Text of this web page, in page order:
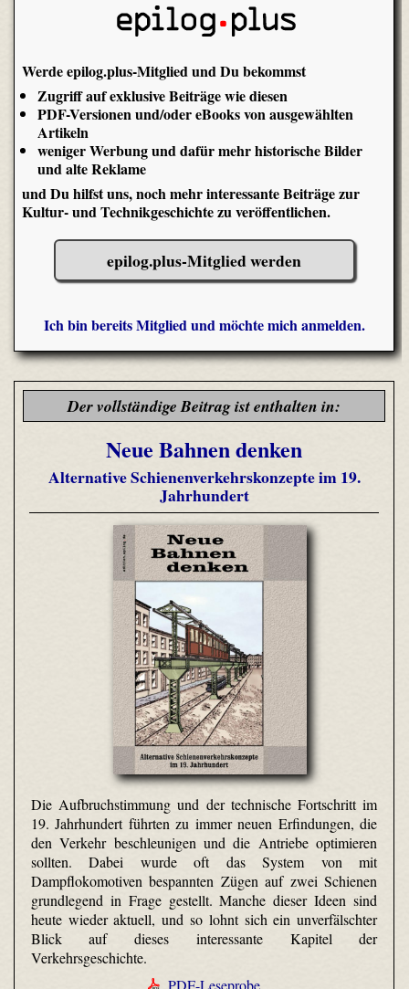
Werde epilog.plus-Mitglied und Du bekommst
Zugriff auf exklusive Beiträge wie diesen
PDF-Versionen und/oder eBooks von ausgewählten
Artikeln
weniger Werbung und dafür mehr historische Bilder
und alte Reklame
und Du hilfst uns, noch mehr interessante Beiträge zur
Kultur- und Technikgeschichte zu veröffentlichen.
epilog.plus-Mitglied werden
Ich bin bereits Mitglied und möchte mich anmelden.
Der vollständige Beitrag ist enthalten in:
Neue Bahnen denken
Alternative Schienenverkehrskonzepte im 19.
Jahrhundert
Die Aufbruchstimmung und der technische Fortschritt im
19. Jahrhundert führten zu immer neuen Erfindungen, die
den Verkehr beschleunigen und die Antriebe optimieren
sollten. Dabei wurde oft das System von mit
Dampflokomotiven bespannten Zügen auf zwei Schienen
grundlegend in Frage gestellt. Manche dieser Ideen sind
heute wieder aktuell, und so lohnt sich ein unverfälschter
Blick auf dieses interessante Kapitel der
Verkehrsgeschichte.
PDF-Leseprobe